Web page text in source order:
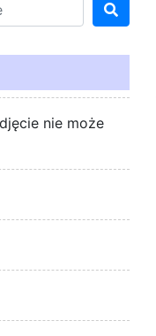
nie może